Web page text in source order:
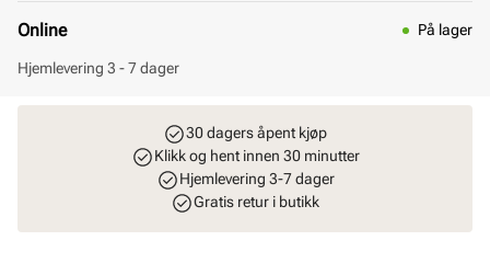
Online På lager
Hjemlevering 3 - 7 dager
30 dagers åpent kjøp
Klikk og hent innen 30 minutter
Hjemlevering 3-7 dager
Gratis retur i butikk